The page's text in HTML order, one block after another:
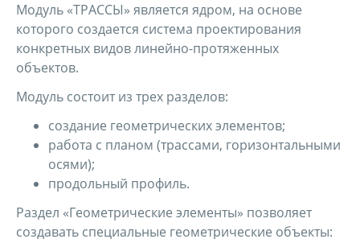
Модуль «ТРАССЫ» является ядром, на основе
которого создается система проектирования
конкретных видов линейно-протяженных
объектов.
Модуль состоит из трех разделов:
создание геометрических элементов;
работа с планом (трассами, горизонтальными
осями);
продольный профиль.
Раздел «Геометрические элементы» позволяет
создавать специальные геометрические объекты: